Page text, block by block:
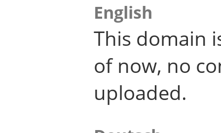
English
This domain
of now, no
uploaded.